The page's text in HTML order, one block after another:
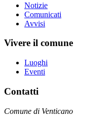
Notizie
Comunicati
Avvisi
Vivere il comune
Luoghi
Eventi
Contatti
Comune di Venticano